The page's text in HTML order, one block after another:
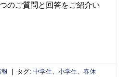
のご質問と回答をご紹介い
タグ:中学生、小学生、春休